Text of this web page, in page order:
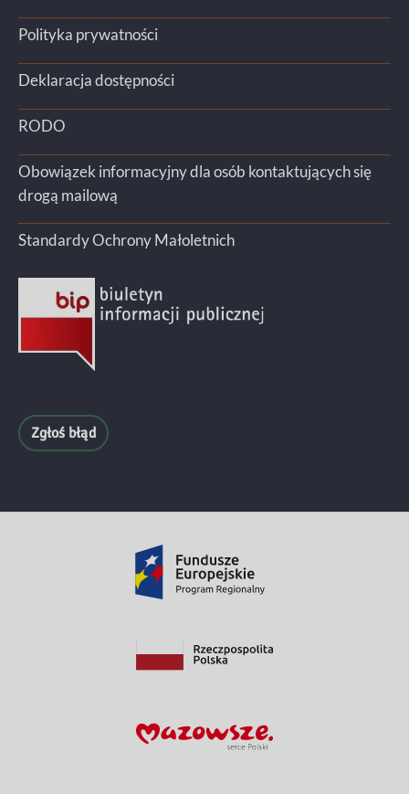
Polityka prywatności
Deklaracja dostępności
RODO
Obowiązek informacyjny dla osób kontaktujących się
drogą mailową
Standardy Ochrony Małoletnich
Zgłoś błąd